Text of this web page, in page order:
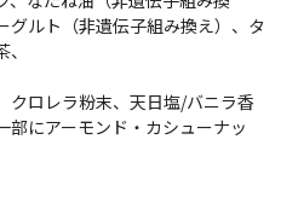
グルト（非遺伝子組み換え）、タ
クロレラ粉末、天日塩/バニラ香
にアーモンド・カシューナッ